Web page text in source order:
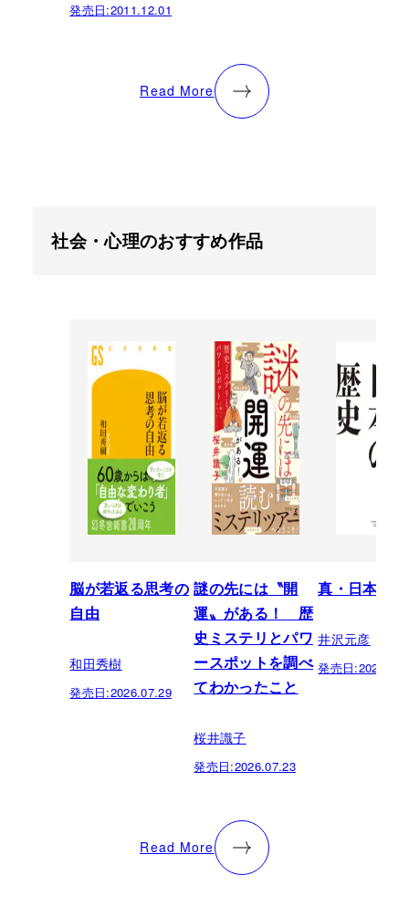
発売日:2011.12.01
Read More
社会・心理のおすすめ作品
脳が若返る思考の
自由
和田秀樹
発売日:2026.07.29
謎の先には〝開
運〟がある！ 歴
史ミステリとパワ
ースポットを調べ
てわかったこと
桜井識子
発売日:2026.07.23
真・日本の
井沢元彦
発売日:
Read More